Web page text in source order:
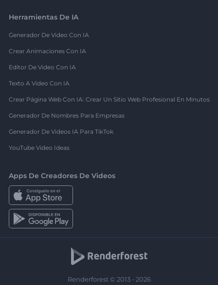
Herramientas De IA
Generador De Video Con IA
Crear Animaciones Con IA
Editor De Video Con IA
Texto A Video Con IA
Crear Página Web Con IA: Crear Un Sitio Web Profesional En Minutos
Generador De Nombres Para Empresas
Generador De Videos IA Para TikTok
YouTube Video Ideas
Apps De Creadores De Videos
Renderforest © 2013 - 2026